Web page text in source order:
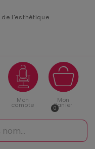
de l'esthétique
0
Mon
Panier
Mon
compte